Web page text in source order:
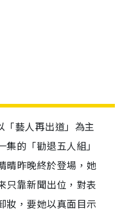
藝人再出道」為主
的「勸退五人組」
晴昨晚終於登場，她
只靠新聞出位，對表
妝，要她以真面目示